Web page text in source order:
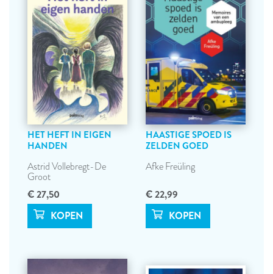
HET HEFT IN EIGEN
HANDEN
Astrid Vollebregt-De
Groot
€ 27,50
HAASTIGE SPOED IS
ZELDEN GOED
Afke Freüling
€ 22,99